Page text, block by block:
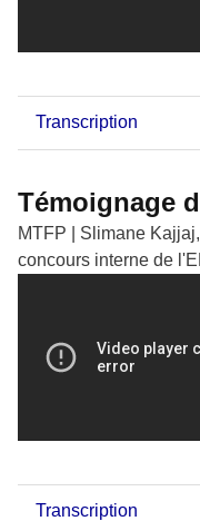
Transcription
Témoignage
MTFP | Slimane
concours interne de
Transcription